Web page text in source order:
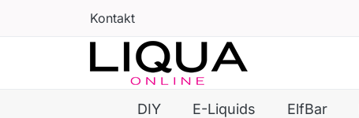
Kontakt
DIY E-Liquids ElfBar